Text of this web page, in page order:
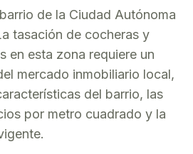
de la Ciudad Autónoma
tasación de cocheras y
en esta zona requiere un
mercado inmobiliario local,
del barrio, las
por metro cuadrado y la